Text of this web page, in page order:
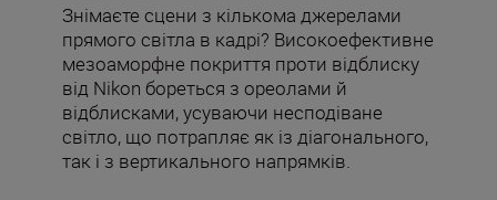
Знімаєте сцени з кількома джерелами
прямого світла в кадрі? Високоефективне
мезоаморфне покриття проти відблиску
від Nikon бореться з ореолами й
відблисками, усуваючи несподіване
світло, що потрапляє як із діагонального,
так і з вертикального напрямків.